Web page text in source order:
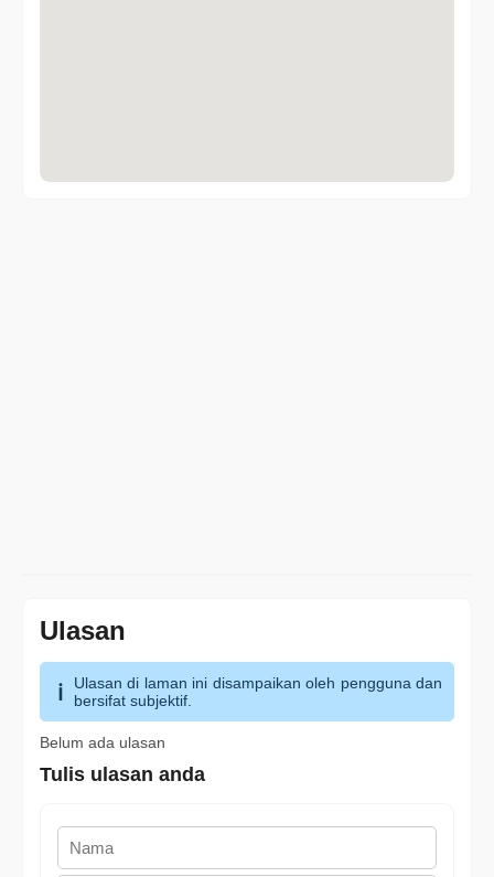
Ulasan
Ulasan di laman ini disampaikan oleh pengguna dan
bersifat subjektif.
Belum ada ulasan
Tulis ulasan anda